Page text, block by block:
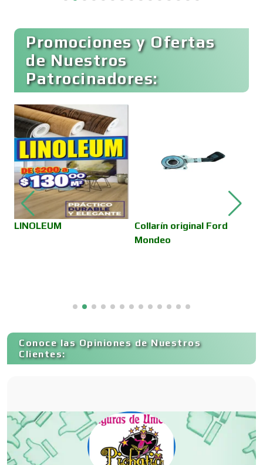
Cafeterías
Cajas de Ahorro
Cámaras de Comercio
Camiones para Fletes
Capacitación
Carnicerías
Centros Comerciales
Promociones y Ofertas
de Nuestros
Patrocinadores:
LINOLEUM
Collarín original Ford
Mondeo
Conoce las Opiniones de Nuestros
Clientes: